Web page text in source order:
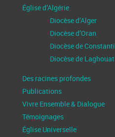
Église d’Algérie
Diocèse d’Alger
Diocèse d’Oran
Diocèse de
Diocèse de
Des racines profondes
Publications
Vivre Ensemble & Dialogue
Témoignages
Église Universelle